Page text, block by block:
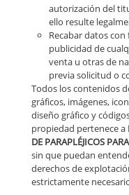
autorización del
ello resulte
Recabar datos
publicidad de
venta u otras de
previa solicitud o
Todos los contenidos
gráficos, imágenes,
diseño gráfico y
propiedad pertenece a
DE PARAPLÉJICOS
sin que puedan
derechos de
estrictamente